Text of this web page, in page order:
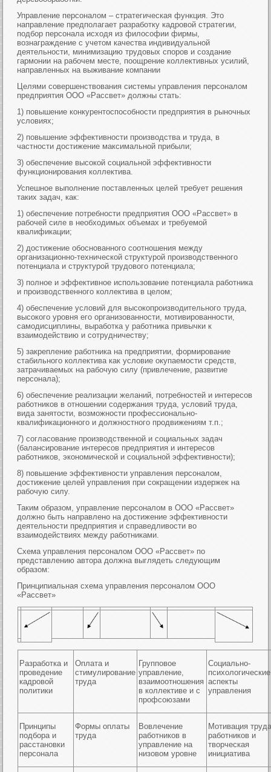
Управление персоналом – стратегическая функция. Это
направление предполагает разработку кадровой стратегии,
подбор персонала исходя из философии фирмы,
вознаграждение с учетом качества индивидуальной
деятельности, минимизацию трудовых споров и создание
гармонии на рабочем месте, поощрение коллективных усилий,
направленных на выживание компании
Целями совершенствования системы управления персоналом
предприятия ООО «Рассвет» должны стать:
1) повышение конкурентоспособности предприятия в рыночных
условиях;
2) повышение эффективности производства и труда, в
частности достижение максимальной прибыли;
3) обеспечение высокой социальной эффективности
функционирования коллектива.
Успешное выполнение поставленных целей требует решения
таких задач, как:
1) обеспечение потребности предприятия ООО «Рассвет» в
рабочей силе в необходимых объемах и требуемой
квалификации;
2) достижение обоснованного соотношения между
организационно-технической структурой производственного
потенциала и структурой трудового потенциала;
3) полное и эффективное использование потенциала работника
и производственного коллектива в целом;
4) обеспечение условий для высокопроизводительного труда,
высокого уровня его организованности, мотивированности,
самодисциплины, выработка у работника привычки к
взаимодействию и сотрудничеству;
5) закрепление работника на предприятии, формирование
стабильного коллектива как условие окупаемости средств,
затрачиваемых на рабочую силу (привлечение, развитие
персонала);
6) обеспечение реализации желаний, потребностей и интересов
работников в отношении содержания труда, условий труда,
вида занятости, возможности профессионально-
квалификационного и должностного продвижениям т.п.;
7) согласование производственной и социальных задач
(балансирование интересов предприятия и интересов
работников, экономической и социальной эффективности);
8) повышение эффективности управления персоналом,
достижение целей управления при сокращении издержек на
рабочую силу.
Таким образом, управление персоналом в ООО «Рассвет»
должно быть направлено на достижение эффективности
деятельности предприятия и справедливости во
взаимодействиях между работниками.
Схема управления персоналом ООО «Рассвет» по
представлению автора должна выглядеть следующим
образом:
Принципиальная схема управления персоналом ООО
«Рассвет»
Разработка и
проведение
кадровой
политики
Оплата и
стимулирование
труда
Групповое
управление,
взаимоотношения
в коллективе и с
профсоюзами
Социально-
психологические
аспекты
управления
Принципы
подбора и
расстановки
персонала
Формы оплаты
труда
Вовлечение
работников в
управление на
низовом уровне
Мотивация
работников и
творческая
инициатива